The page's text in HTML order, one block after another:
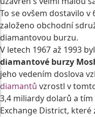
To se ovšem dostavilo v
založeno obchodní
diamantovou burzu.
V letech 1967 až 1993 byl
diamantové burzy
jeho vedením doslova
diamantů vzrostl v
3,4 miliardy dolarů a
Exchange District, které